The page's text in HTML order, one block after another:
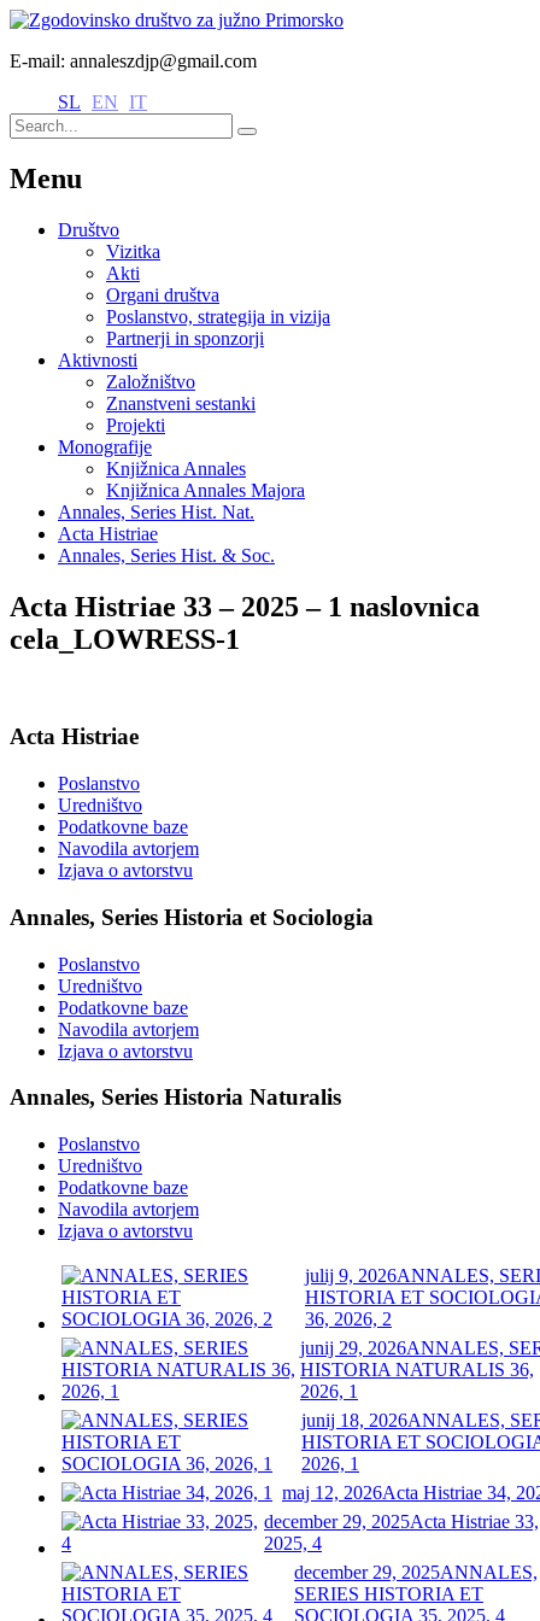
E-mail: annaleszdjp@gmail.com
SL EN IT
Menu
Društvo
Vizitka
Akti
Organi društva
Poslanstvo, strategija in vizija
Partnerji in sponzorji
Aktivnosti
Založništvo
Znanstveni sestanki
Projekti
Monografije
Knjižnica Annales
Knjižnica Annales Majora
Annales, Series Hist. Nat.
Acta Histriae
Annales, Series Hist. & Soc.
Acta Histriae 33 – 2025 – 1 naslovnica
cela_LOWRESS-1
Acta Histriae
Poslanstvo
Uredništvo
Podatkovne baze
Navodila avtorjem
Izjava o avtorstvu
Annales, Series Historia et Sociologia
Poslanstvo
Uredništvo
Podatkovne baze
Navodila avtorjem
Izjava o avtorstvu
Annales, Series Historia Naturalis
Poslanstvo
Uredništvo
Podatkovne baze
Navodila avtorjem
Izjava o avtorstvu
julij 9, 2026ANNALES,
HISTORIA ET
36, 2026, 2
junij 29, 2026ANNALES,
HISTORIA NATURALIS 36,
2026, 1
junij 18, 2026ANNALES,
HISTORIA ET
2026, 1
maj 12, 2026Acta Histriae 34,
december 29, 2025Acta Histriae 33,
2025, 4
december 29, 2025ANNALES,
SERIES HISTORIA ET
SOCIOLOGIA 35, 2025, 4